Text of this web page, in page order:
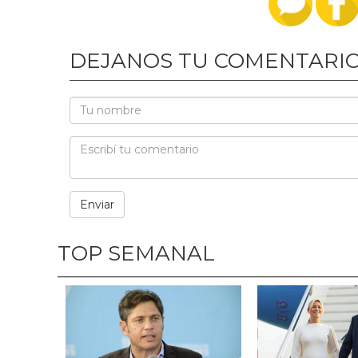
DEJANOS TU
TOP SEMANAL